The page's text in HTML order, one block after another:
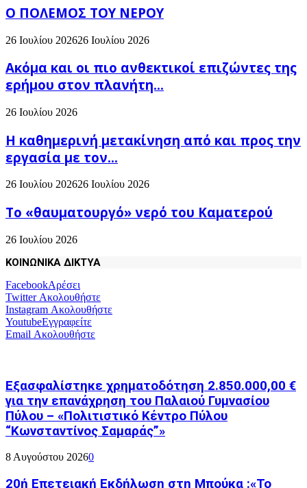
Ο ΠΟΛΕΜΟΣ ΤΟΥ ΝΕΡΟΥ
26 Ιουλίου 202626 Ιουλίου 2026
Ακόμα και οι πιο ανθεκτικοί επιζώντες της
ερήμου στον πλανήτη...
26 Ιουλίου 2026
H καθημερινή μετακίνηση από και προς την
εργασία με τον...
26 Ιουλίου 202626 Ιουλίου 2026
Το «θαυματουργό» νερό του Καματερού
26 Ιουλίου 2026
ΚΟΙΝΩΝΙΚΑ ΔΙΚΤΥΑ
FacebookΑρέσει
TwitterΑκολουθήστε
Instagram Ακολουθήστε
YoutubeΕγγραφείτε
Email Ακολουθήστε
Εξασφαλίστηκε χρηματοδότηση 2.850.000,00 €
για την επανάχρηση του Παλαιού Γυμνασίου
Πύλου – «Πολιτιστικό Κέντρο Πύλου
“Κωνσταντίνος Σαμαράς”»
8 Αυγούστου 20260
20ή Επετειακή Εκδήλωση στη Μπούκα :«Το